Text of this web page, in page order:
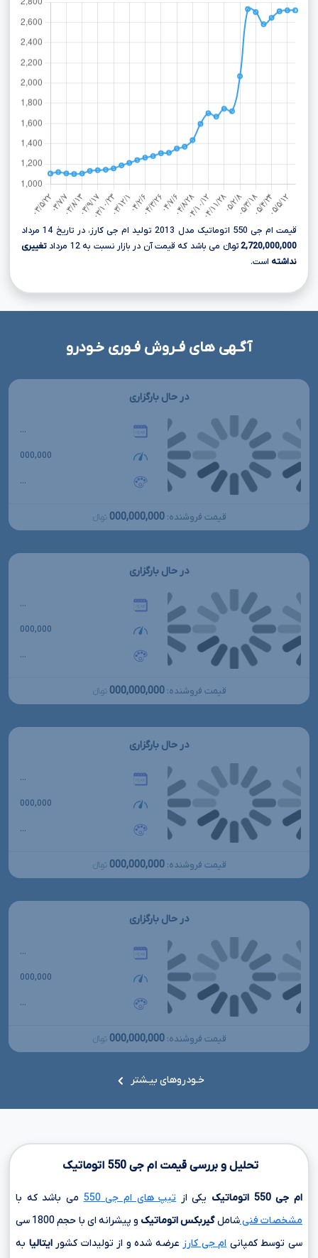
قیمت ام جی 550 اتوماتیک مدل 2013 تولید ام جی کارز، در تاریخ 14 مرداد
2,720,000,000 تومانءءء می باشد که قیمت آن در بازار نسبت به 12 مرداد
تغییری
نداشته است.
آگـهی های فـروش فـوری خـودرو
در حال بارگزاری
...
000,000
...
قیمت فروشنده: 000,000,000 تومانءءء
در حال بارگزاری
...
000,000
...
قیمت فروشنده: 000,000,000 تومانءءء
در حال بارگزاری
...
000,000
...
قیمت فروشنده: 000,000,000 تومانءءء
در حال بارگزاری
...
000,000
...
قیمت فروشنده: 000,000,000 تومانءءء
خـودروهای بیـشتر
تحلیل و بررسی قیمت ام جی 550 اتوماتیک
ام جی550 اتوماتیک یکی از تیپ های ام جی 550
می باشد که با
مشخصات فنیشاملگیربکس اتوماتیک و پیشرانه ای با حجم
1800 سی
سیتوسط کمپانی ام جی کارز عرضه شده و از تولیدات کشورایتالیا به